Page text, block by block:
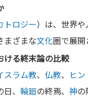
トロジー）は、世界
まざまな文化圏で展開
ける終末論の比較
スラム教、仏教、 ヒ
日、輪廻の終焉、神の